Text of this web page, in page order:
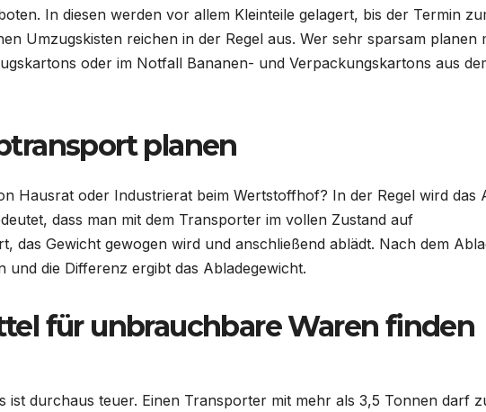
In diesen werden vor allem Kleinteile gelagert, bis der Termin
Umzugskisten reichen in der Regel aus. Wer sehr sparsam planen
oder im Notfall Bananen- und Verpackungskartons aus
planen
Hausrat oder Industrierat beim Wertstoffhof? In der Regel wird das
dass man mit dem Transporter im vollen Zustand auf
das Gewicht gewogen wird und anschließend ablädt. Nach dem
und die Differenz ergibt das Abladegewicht.
für unbrauchbare Waren finden
ist durchaus teuer. Einen Transporter mit mehr als 3,5 Tonnen darf